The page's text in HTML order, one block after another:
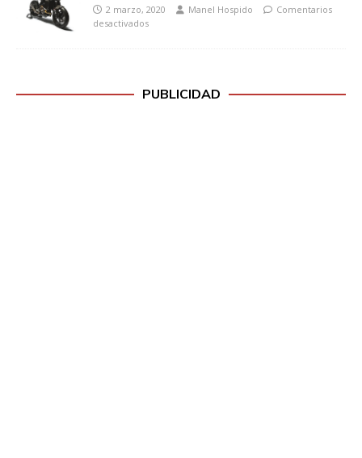
2 marzo, 2020 Manel Hospido
Comentarios
desactivados
PUBLICIDAD